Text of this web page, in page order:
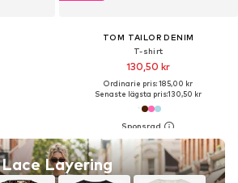
Lace Layering
TOM TAILOR DENIM
T-shirt
130,50 kr
Ordinarie pris: 185,00 kr
Senaste lägsta pris:130,50 kr